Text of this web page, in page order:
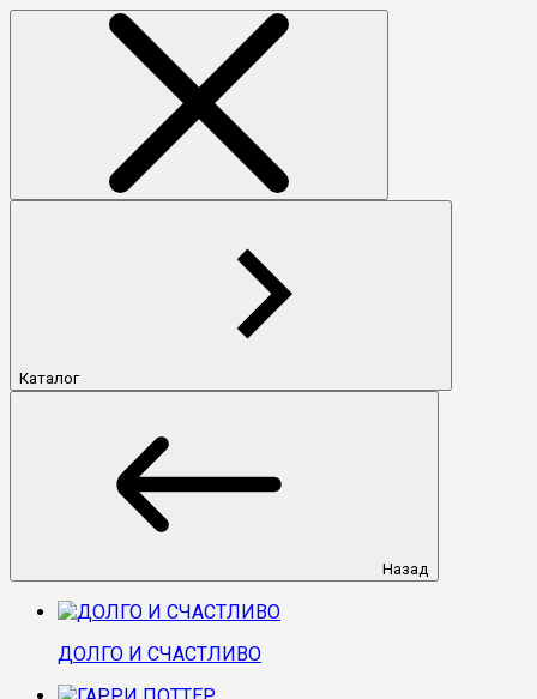
Каталог
Назад
ДОЛГО И СЧАСТЛИВО